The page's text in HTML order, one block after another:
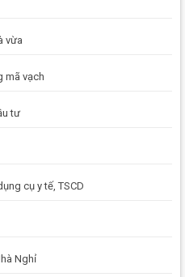
vừa
mã vạch
tư
cụ y tế, TSCD
Nghỉ